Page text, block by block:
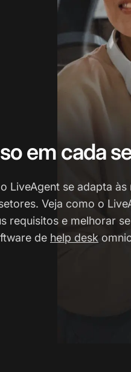
em cada
LiveAgent se adapta às
Veja como o
requisitos e melhorar
de help desk